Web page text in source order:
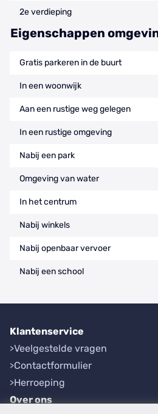
2e verdieping
Eigenschappen
Gratis parkeren in de buurt
In een woonwijk
Aan een rustige weg gelegen
In een rustige omgeving
Nabij een park
Omgeving van water
In het centrum
Nabij winkels
Nabij openbaar vervoer
Nabij een school
Klantenservice
Veelgestelde vragen
Contactformulier
Herroeping
Over ons